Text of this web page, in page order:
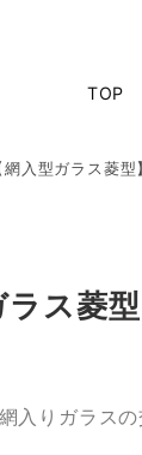
TOP
入型ガラス菱型
ス菱型
りガラスの